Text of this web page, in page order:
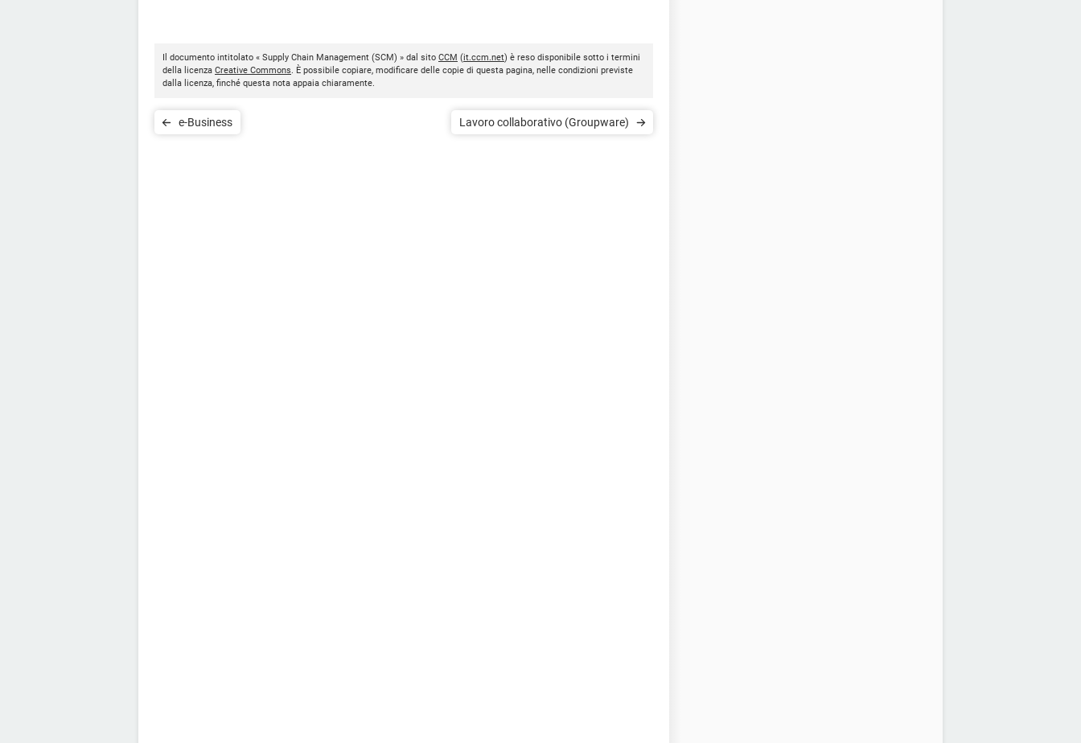
Il documento intitolato « Supply Chain Management (SCM) » dal sito CCM (it.ccm.net) è reso disponibile sotto i termini
della licenza Creative Commons. È possibile copiare, modificare delle copie di questa pagina, nelle condizioni previste
dalla licenza, finché questa nota appaia chiaramente.
e-Business Lavoro collaborativo (Groupware)